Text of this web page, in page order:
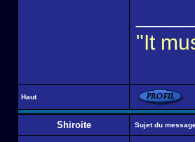
"It
Haut
Shiroite Sujet du